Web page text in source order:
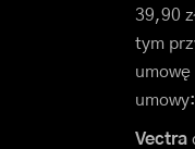
39,90
tym
umowę
Vectra